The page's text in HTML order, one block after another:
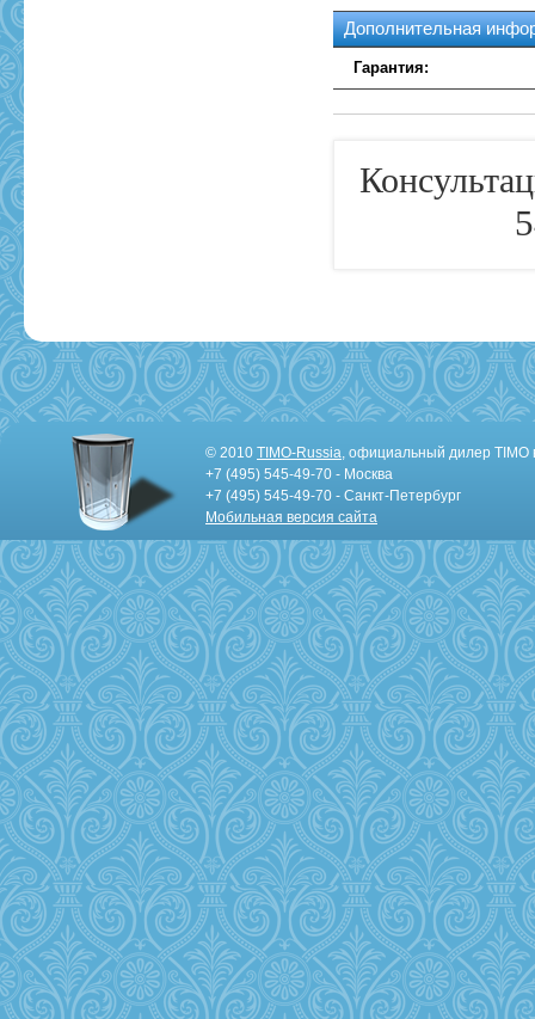
Дополнительная
Гарантия:
© 2010 TIMO-Russia, официальный дилер TIMO
+7 (495) 545-49-70 - Москва
+7 (495) 545-49-70 - Санкт-Петербург
Мобильная версия сайта